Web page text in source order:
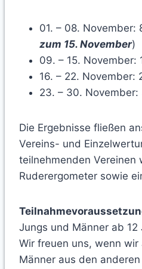
01. – 08. November:
zum 15. November)
09. – 15. November:
16. – 22. November:
23. – 30. November:
Die Ergebnisse fließen
Vereins- und
teilnehmenden Vereinen
Ruderergometer sowie
Jungs und Männer ab 12
Wir freuen uns, wenn
Männer aus den